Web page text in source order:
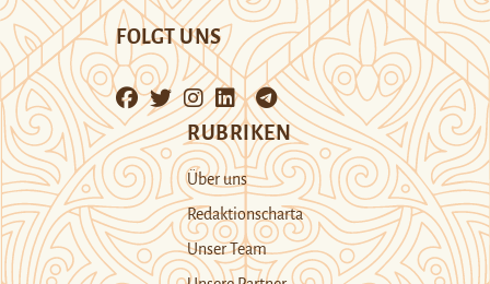
FOLGT UNS
RUBRIKEN
Über uns
Redaktionscharta
Unser Team